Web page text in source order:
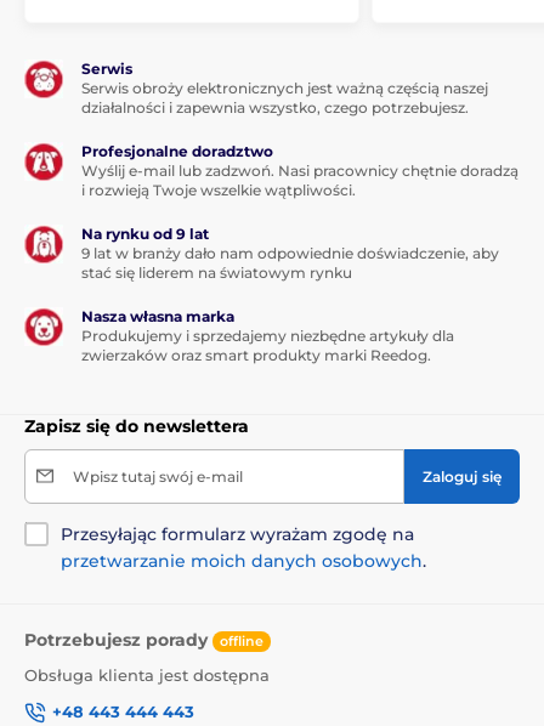
Plusy
Całkowicie programowalny
Opracowany przez zespół kynologów
Regulowana czułość
Długa żywotność baterii
Akumulator z możliwością ładowania
Wodoodporna
Minusy
Brak korekty impulsem
Zawartość opakowania
Obroża Reedog
Serwis
Serwis obroży elektronicznych jest ważną częścią naszej
działalności i zapewnia wszystko, czego potrzebujesz.
Profesjonalne doradztwo
Wyślij e-mail lub zadzwoń. Nasi pracownicy chętnie doradzą
i rozwieją Twoje wszelkie wątpliwości.
Na rynku od 9 lat
9 lat w branży dało nam odpowiednie doświadczenie, aby
stać się liderem na światowym rynku
Nasza własna marka
Produkujemy i sprzedajemy niezbędne artykuły dla
zwierzaków oraz smart produkty marki Reedog.
Zapisz się do newslettera
Wpisz tutaj swój e-mail Zaloguj się
Przesyłając formularz wyrażam zgodę na
przetwarzanie moich danych osobowych.
Potrzebujesz porady offline
Obsługa klienta jest dostępna
+48 443 444 443